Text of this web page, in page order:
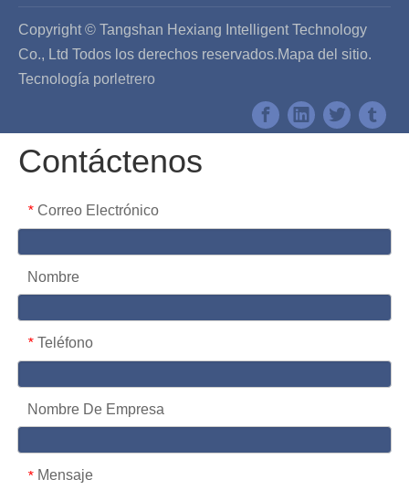
Copyright © Tangshan Hexiang Intelligent Technology
Co., Ltd Todos los derechos reservados.Mapa del sitio.
Tecnología por letrero
Contáctenos
* Correo Electrónico
Nombre
* Teléfono
Nombre De Empresa
* Mensaje